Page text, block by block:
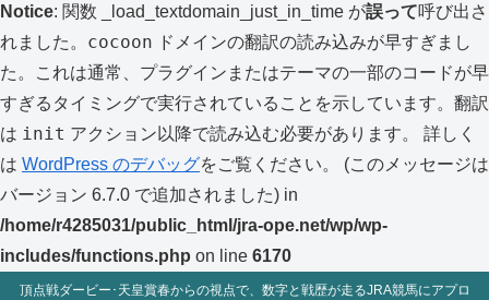
Notice: 関数 _load_textdomain_just_in_time が誤って呼び出さ
れました。 cocoon ドメインの翻訳の読み込みが早すぎまし
た。これは通常、プラグインまたはテーマの一部のコードが早
すぎるタイミングで実行されていることを示しています。翻訳
は init アクション以降で読み込む必要があります。 詳しく
は WordPress のデバッグをご覧ください。 (このメッセージは
バージョン 6.7.0 で追加されました) in
/home/r4285031/public_html/jra-ope.net/wp/wp-
includes/functions.php on line 6170
頂点戦ダービー･天皇賞春からの視点で、数字と戦歴が走るJRA競馬にアプロ